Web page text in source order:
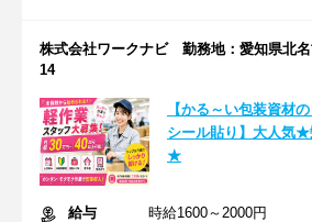
株式会社ワークナビ 勤務地：愛知県北
14
【かる～い包装資材
シール貼り】大人気
★
給与
時給1600～2000円